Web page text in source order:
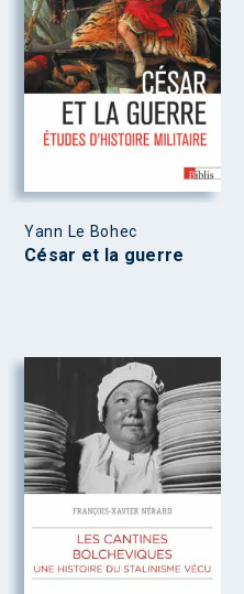
Yann Le Bohec
César et la guerre